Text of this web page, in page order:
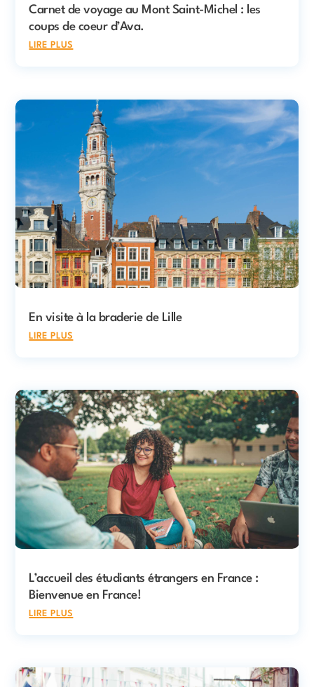
Carnet de voyage au Mont Saint-Michel : les
coups de coeur d’Ava.
lire plus
En visite à la braderie de Lille
lire plus
L’accueil des étudiants étrangers en France :
Bienvenue en France!
lire plus